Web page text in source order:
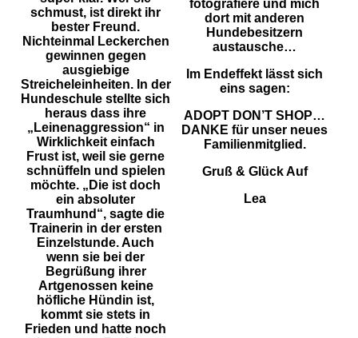
schmust, ist direkt ihr
bester Freund.
Nichteinmal Leckerchen
gewinnen gegen
ausgiebige
Streicheleinheiten. In der
Hundeschule stellte sich
heraus dass ihre
„Leinenaggression“ in
Wirklichkeit einfach
Frust ist, weil sie gerne
schnüffeln und spielen
möchte. „Die ist doch
ein absoluter
Traumhund“, sagte die
Trainerin in der ersten
Einzelstunde. Auch
wenn sie bei der
Begrüßung ihrer
Artgenossen keine
höfliche Hündin ist,
kommt sie stets in
Frieden und hatte noch
fotografiere und mich
dort mit anderen
Hundebesitzern
austausche…
Im Endeffekt lässt sich
eins sagen:
ADOPT DON’T SHOP…
DANKE für unser neues
Familienmitglied.
Gruß & Glück Auf
Lea